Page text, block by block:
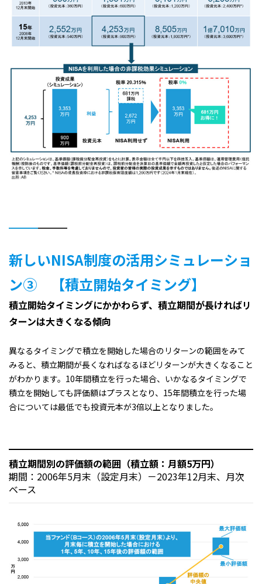
新しいNISA制度の活用シミュレーショ
ン➂ 【積立開始タイミング】
積立開始タイミングにかかわらず、積立期間が長ければリ
ターンは大きくなる傾向
異なるタイミングで積立を開始した場合のリターンの範囲をみて
みると、積立期間が長くなればなるほどリターンが大きくなること
がわかります。10年間積立を行った場合、いかなるタイミングで
積立を開始しても評価額はプラスとなり、15年間積立を行った場
合については最低でも投資元本が3倍以上となりました。
積立期間別の評価額の範囲（積立額：月額5万円）
期間：2006年5月末（設定月末）－2023年12月末、月次
ベース